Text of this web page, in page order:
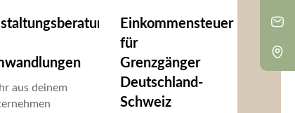
aus deinem
Einkommensteuer
für
Grenzgänger
Deutschland-
Schweiz